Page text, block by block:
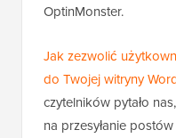
OptinMonster.
Jak zezwolić
do Twojej witryny
czytelników pytało
na przesyłanie